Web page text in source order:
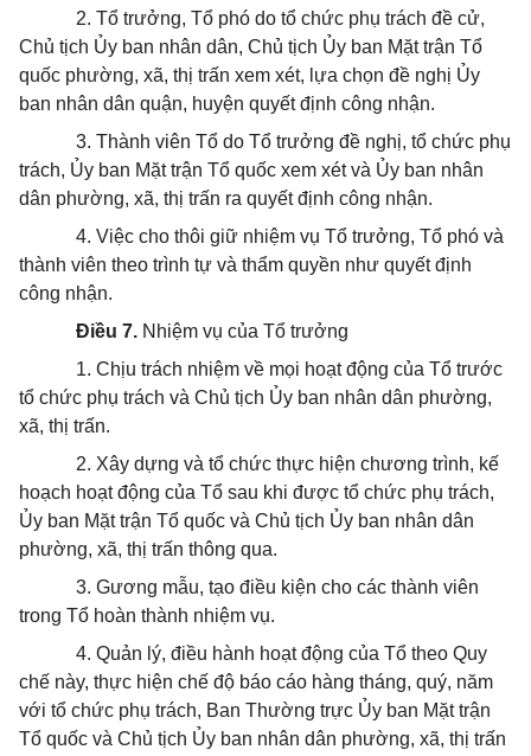
2. Tổ trưởng, Tổ phó do tổ chức phụ trách đề cử,
Chủ tịch Ủy ban nhân dân, Chủ tịch Ủy ban Mặt trận Tổ
quốc phường, xã, thị trấn xem xét, lựa chọn đề nghị Ủy
ban nhân dân quận, huyện quyết định công nhận.
3. Thành viên Tổ do Tổ trưởng đề nghị, tổ chức phụ
trách, Ủy ban Mặt trận Tổ quốc xem xét và Ủy ban nhân
dân phường, xã, thị trấn ra quyết định công nhận.
4. Việc cho thôi giữ nhiệm vụ Tổ trưởng, Tổ phó và
thành viên theo trình tự và thẩm quyền như quyết định
công nhận.
Điều 7. Nhiệm vụ của Tổ trưởng
1. Chịu trách nhiệm về mọi hoạt động của Tổ trước
tổ chức phụ trách và Chủ tịch Ủy ban nhân dân phường,
xã, thị trấn.
2. Xây dựng và tổ chức thực hiện chương trình, kế
hoạch hoạt động của Tổ sau khi được tổ chức phụ trách,
Ủy ban Mặt trận Tổ quốc và Chủ tịch Ủy ban nhân dân
phường, xã, thị trấn thông qua.
3. Gương mẫu, tạo điều kiện cho các thành viên
trong Tổ hoàn thành nhiệm vụ.
4. Quản lý, điều hành hoạt động của Tổ theo Quy
chế này, thực hiện chế độ báo cáo hàng tháng, quý, năm
với tổ chức phụ trách, Ban Thường trực Ủy ban Mặt trận
Tổ quốc và Chủ tịch Ủy ban nhân dân phường, xã, thị trấn